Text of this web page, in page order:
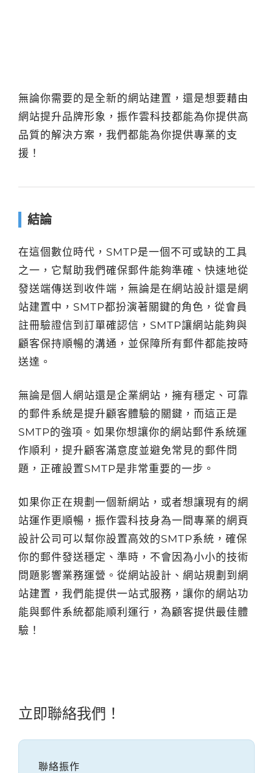
無論你需要的是全新的網站建置，還是想要藉由
網站提升品牌形象，振作雲科技都能為你提供高
品質的解決方案，我們都能為你提供專業的支
援！
結論
在這個數位時代，SMTP是一個不可或缺的工具
之一，它幫助我們確保郵件能夠準確、快速地從
發送端傳送到收件端，無論是在網站設計還是網
站建置中，SMTP都扮演著關鍵的角色，從會員
註冊驗證信到訂單確認信，SMTP讓網站能夠與
顧客保持順暢的溝通，並保障所有郵件都能按時
送達。
無論是個人網站還是企業網站，擁有穩定、可靠
的郵件系統是提升顧客體驗的關鍵，而這正是
SMTP的強項。如果你想讓你的網站郵件系統運
作順利，提升顧客滿意度並避免常見的郵件問
題，正確設置SMTP是非常重要的一步。
如果你正在規劃一個新網站，或者想讓現有的網
站運作更順暢，振作雲科技身為一間專業的網頁
設計公司可以幫你設置高效的SMTP系統，確保
你的郵件發送穩定、準時，不會因為小小的技術
問題影響業務運營。從網站設計、網站規劃到網
站建置，我們能提供一站式服務，讓你的網站功
能與郵件系統都能順利運行，為顧客提供最佳體
驗！
立即聯絡我們！
聯絡振作